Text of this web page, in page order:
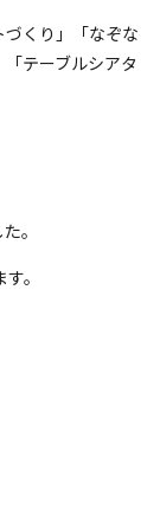
くり」「なぞな
テーブルシアタ
。
。